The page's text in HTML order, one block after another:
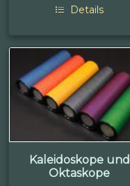
Details
Kaleidoskope und
Oktaskope